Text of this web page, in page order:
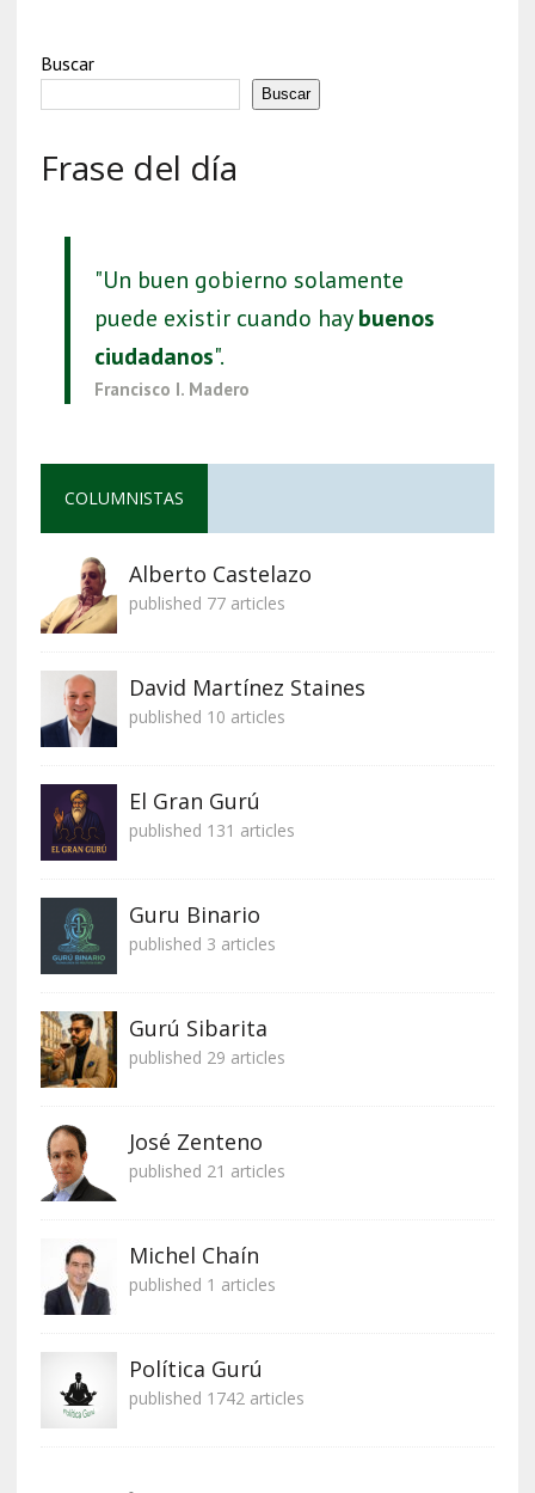
Buscar
Buscar
Frase del día
"Un buen gobierno solamente
puede existir cuando haybuenos
ciudadanos".
Francisco I. Madero
COLUMNISTAS
Alberto Castelazo
published 77 articles
David Martínez Staines
published 10 articles
El Gran Gurú
published 131 articles
Guru Binario
published 3 articles
Gurú Sibarita
published 29 articles
José Zenteno
published 21 articles
Michel Chaín
published 1 articles
Política Gurú
published 1742 articles